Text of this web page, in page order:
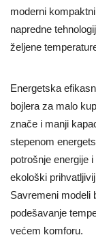
moderni
napredne
željene
Energetska
bojlera za malo
znače i manji
stepenom
potrošnje energije
ekološki
Savremeni modeli
podešavanje
većem komforu.